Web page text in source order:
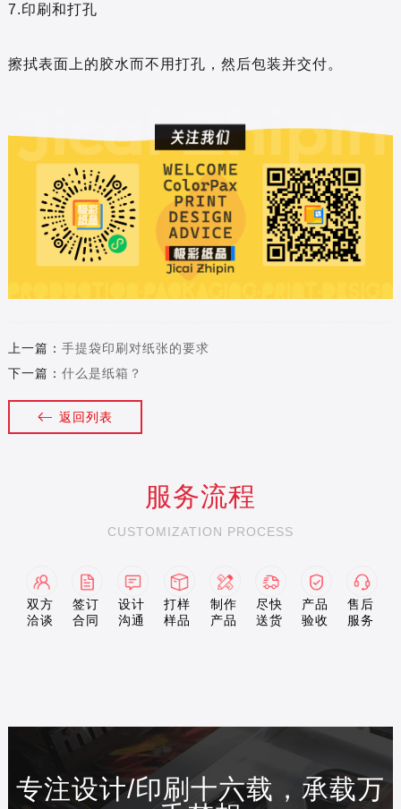
7.印刷和打孔
擦拭表面上的胶水而不用打孔，然后包装并交付。
上一篇： 手提袋印刷对纸张的要求
下一篇： 什么是纸箱？
返回列表
服务流程
CUSTOMIZATION PROCESS
双方
洽谈
签订
合同
设计
沟通
打样
样品
制作
产品
尽快
送货
产品
验收
售后
服务
专注设计/印刷十六载，承载万